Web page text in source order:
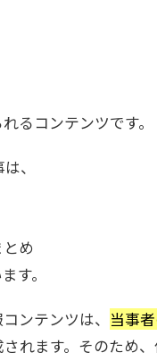
るコンテンツです。
、
め
す。
ンテンツは、 当事
れます。そのため